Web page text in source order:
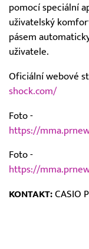
pomocí speciální
uživatelský
pásem
uživatele.
Oficiální webové
shock.com/
Foto -
https://
Foto -
https://
KONTAKT: CASIO